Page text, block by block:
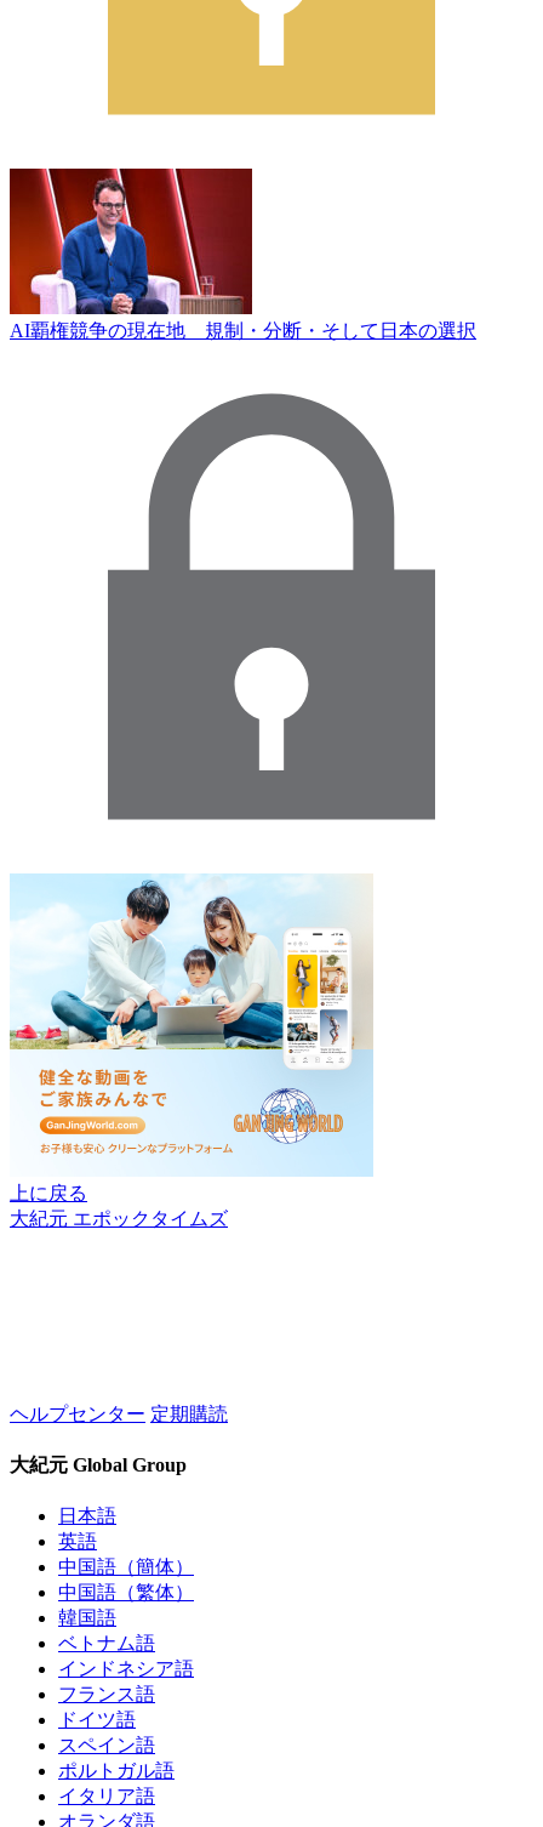
AI覇権競争の現在地 規制・分断・そして日本の選択
上に戻る
大紀元 エポックタイムズ
ヘルプセンター 定期購読
大紀元 Global Group
日本語
英語
中国語（簡体）
中国語（繁体）
韓国語
ベトナム語
インドネシア語
フランス語
ドイツ語
スペイン語
ポルトガル語
イタリア語
オランダ語